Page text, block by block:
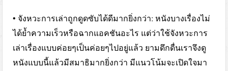
• จังหวะการเล่าถูกดูดซับได้ดีมากยิ่งกว่า: หนังบางเรื่องไม่
ได้ย้ำความเร็วหรือฉากแอคชันอะไร แต่ว่าใช้จังหวะการ
เล่าเรื่องแบบค่อยๆเป็นค่อยๆไปอยู่แล้ว ยามดึกดื่นเราจึงดู
หนังแบบนี้แล้วมีสมาธิมากยิ่งกว่า มีแนวโน้มจะเปิดใจมา